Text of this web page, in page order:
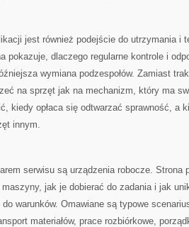
jest również podejście do utrzymania i
pokazuje, dlaczego regularne kontrole i
wymiana podzespołów. Zamiast
na sprzęt jak na mechanizm, który ma
kiedy opłaca się odtwarzać sprawność, a
innym.
serwisu są urządzenia robocze. Strona
maszyny, jak je dobierać do zadania i jak
warunków. Omawiane są typowe
materiałów, prace rozbiórkowe,